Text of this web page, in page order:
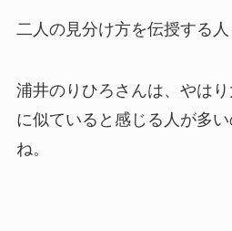
二人の見分け方を伝授する人
浦井のりひろさんは、やは
に似ていると感じる人が多
ね。